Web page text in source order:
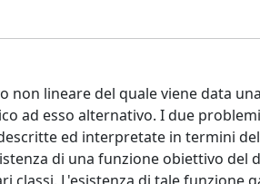
lineare del quale viene data
ad esso alternativo. I due
ed interpretate in termini
di una funzione obiettivo del